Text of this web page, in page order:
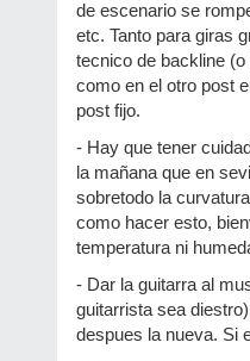
de escenario se
etc. Tanto para giras
tecnico de backline
como en el otro post
post fijo.
- Hay que tener
la mañana que en
sobretodo la
como hacer esto,
temperatura ni
- Dar la guitarra al
guitarrista sea
despues la nueva. Si